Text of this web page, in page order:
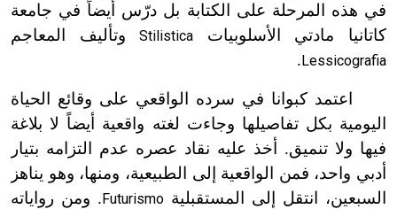
في هذه المرحلة على الكتابة بل درّس أيضاً في جامعة
كاتانيا مادتي الأسلوبيات Stilisticaوتأليف المعاجم
Lessicografia
.
اعتمد كبوانا في سرده الواقعي على وقائع الحياة
اليومية بكل تفاصيلها وجاءت لغته واقعية أيضاً لا بلاغة
فيها ولا تنميق. أخذ عليه نقاد عصره عدم التزامه بتيار
أدبي واحد، فمن الواقعية إلى الطبيعية، ومنها، وهو يناهز
السبعين، انتقل إلى المستقبلية Futurismo . ومن رواياته